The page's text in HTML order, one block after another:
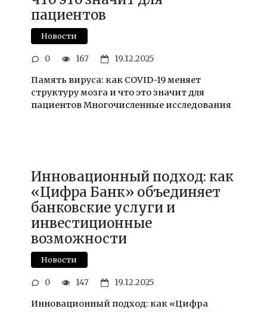
пациентов
Новости
0 167 19.12.2025
Память вируса: как COVID-19 меняет
структуру мозга и что это значит для
пациентов Многочисленные исследования
Инновационный подход: как
«Цифра Банк» объединяет
банковские услуги и
инвестиционные
возможности
Новости
0 147 19.12.2025
Инновационный подход: как «Цифра